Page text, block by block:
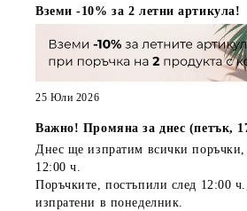
Вземи -10% за 2 летни артикула!
25 Юли 2026
Важно! Промяна за днес (петък,
Днес ще изпратим всички
12:00 ч.
Поръчките, постъпили след 12:00 ч.
изпратени в понеделник.